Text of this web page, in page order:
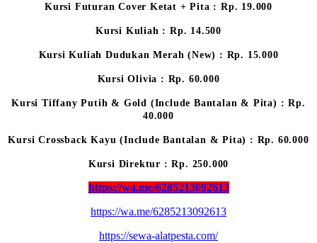
Kursi Futuran Cover Ketat + Pita : Rp. 19.000
Kursi Kuliah : Rp. 14.500
Kursi Kuliah Dudukan Merah (New) : Rp. 15.000
Kursi Olivia : Rp. 60.000
Kursi Tiffany Putih & Gold (Include Bantalan & Pita) : Rp.
40.000
Kursi Crossback Kayu (Include Bantalan & Pita) : Rp. 60.000
Kursi Direktur : Rp. 250.000
https://wa.me/6285213092613
https://wa.me/6285213092613
https://sewa-alatpesta.com/